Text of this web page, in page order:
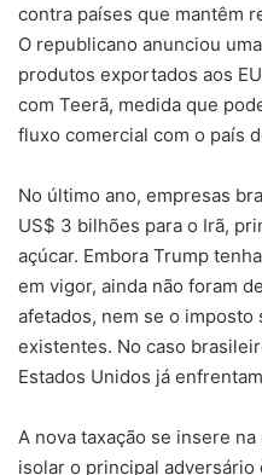
contra países que mantêm
O republicano anunciou
produtos exportados aos
com Teerã, medida que
fluxo comercial com o país
No último ano, empresas
US$ 3 bilhões para o Irã,
açúcar. Embora Trump
em vigor, ainda não foram
afetados, nem se o imposto
existentes. No caso
Estados Unidos já
A nova taxação se insere
isolar o principal adversário